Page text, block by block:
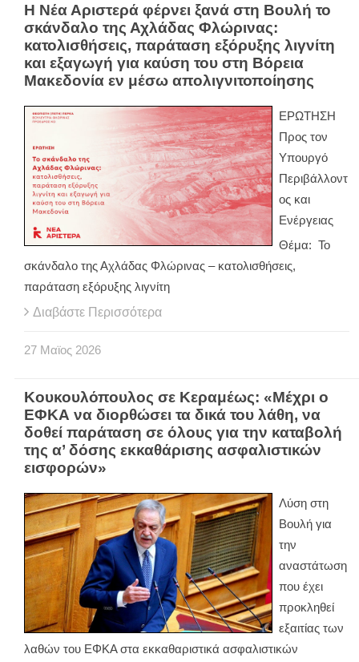
Η Νέα Αριστερά φέρνει ξανά στη Βουλή το
σκάνδαλο της Αχλάδας Φλώρινας:
κατολισθήσεις, παράταση εξόρυξης λιγνίτη
και εξαγωγή για καύση του στη Βόρεια
Μακεδονία εν μέσω απολιγνιτοποίησης
ΕΡΩΤΗΣΗ
Προς τον
Υπουργό
Περιβάλλοντ
ος και
Ενέργειας
Θέμα: Το
σκάνδαλο της Αχλάδας Φλώρινας – κατολισθήσεις,
παράταση εξόρυξης λιγνίτη
Διαβάστε Περισσότερα
27 Μαϊος 2026
Κουκουλόπουλος σε Κεραμέως: «Μέχρι ο
ΕΦΚΑ να διορθώσει τα δικά του λάθη, να
δοθεί παράταση σε όλους για την καταβολή
της α’ δόσης εκκαθάρισης ασφαλιστικών
εισφορών»
Λύση στη
Βουλή για
την
αναστάτωση
που έχει
προκληθεί
εξαιτίας των
λαθών του ΕΦΚΑ στα εκκαθαριστικά ασφαλιστικών